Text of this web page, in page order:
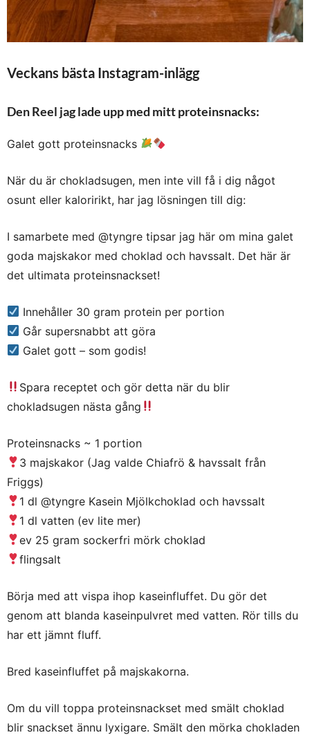
Veckans bästa Instagram-inlägg
Den Reel jag lade upp med mitt proteinsnacks:
Galet gott proteinsnacks
När du är chokladsugen, men inte vill få i dig något
osunt eller kaloririkt, har jag lösningen till dig:
I samarbete med @tyngre tipsar jag här om mina galet
goda majskakor med choklad och havssalt. Det här är
det ultimata proteinsnackset!
Innehåller 30 gram protein per portion
Går supersnabbt att göra
Galet gott – som godis!
Spara receptet och gör detta när du blir
chokladsugen nästa gång
Proteinsnacks ~ 1 portion
3 majskakor (Jag valde Chiafrö & havssalt från
Friggs)
1 dl @tyngre Kasein Mjölkchoklad och havssalt
1 dl vatten (ev lite mer)
ev 25 gram sockerfri mörk choklad
flingsalt
Börja med att vispa ihop kaseinfluffet. Du gör det
genom att blanda kaseinpulvret med vatten. Rör tills du
har ett jämnt fluff.
Bred kaseinfluffet på majskakorna.
Om du vill toppa proteinsnackset med smält choklad
blir snackset ännu lyxigare. Smält den mörka chokladen